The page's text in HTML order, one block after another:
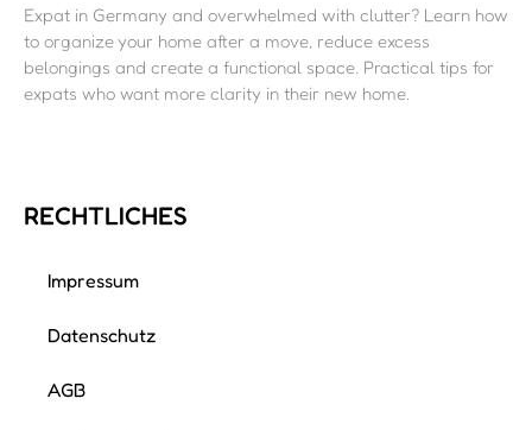
Expat in Germany and overwhelmed with clutter? Learn how
to organize your home after a move, reduce excess
belongings and create a functional space. Practical tips for
expats who want more clarity in their new home.
RECHTLICHES
Impressum
Datenschutz
AGB